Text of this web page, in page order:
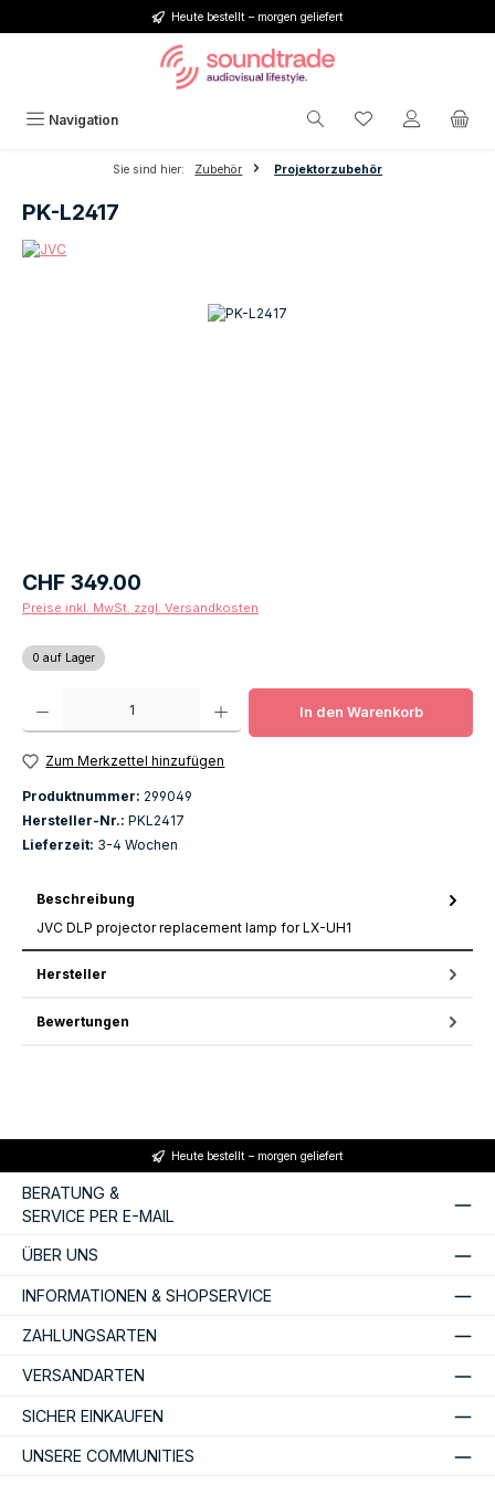
Zum Hauptinhalt springenHeute bestellt – morgen geliefert
Navigation Du hast 0
Sie sind hier: Zubehör Projektorzubehör
PK-L2417
Regulärer Preis:
CHF 349.00
Preise inkl. MwSt. zzgl. Versandkosten
0 auf Lager
Produkt Anzahl: Gib den gewünschten Wert ein oder benutze die
In den Warenkorb
Zum Merkzettel hinzufügen
Produktnummer: 299049
Hersteller-Nr.: PKL2417
Lieferzeit: 3-4 Wochen
Beschreibung
JVC DLP projector replacement lamp for LX-UH1
Hersteller
Bewertungen
Heute bestellt – morgen geliefert
BERATUNG &
SERVICE PER E-MAIL
ÜBER UNS
INFORMATIONEN & SHOPSERVICE
ZAHLUNGSARTEN
VERSANDARTEN
SICHER EINKAUFEN
UNSERE COMMUNITIES